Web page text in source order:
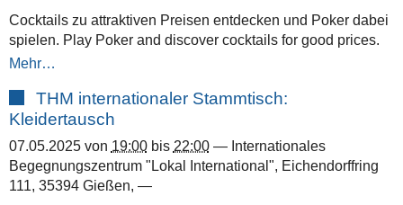
Cocktails zu attraktiven Preisen entdecken und Poker dabei
spielen. Play Poker and discover cocktails for good prices.
Mehr…
THM internationaler Stammtisch:
Kleidertausch
07.05.2025von 19:00bis 22:00 — Internationales
Begegnungszentrum "Lokal International", Eichendorffring
111, 35394 Gießen, —